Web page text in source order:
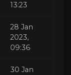
13:23
28 Jan
2023,
09:36
30 Jan